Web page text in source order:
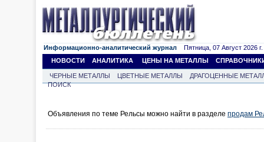
Информационно-аналитический журнал Пятница, 07 Август 2026 г.
НОВОСТИ
АНАЛИТИКА ЦЕНЫ НА МЕТАЛЛЫ
ЧЕРНЫЕ МЕТАЛЛЫ ЦВЕТНЫЕ МЕТАЛЛЫ
ДРАГОЦЕННЫЕ
ПОИСК
Объявления по теме Рельсы можно найти в разделе продам